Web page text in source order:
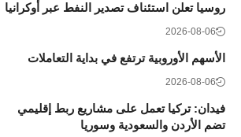
روسيا تعلن استئناف تصدير النفط عبر أوكرانيا
2026-08-06
الأسهم الأوروبية ترتفع في بداية التعاملات
2026-08-06
فيدان: تركيا تعمل على مشاريع ربط إقليمي
تضم الأردن والسعودية وسوريا